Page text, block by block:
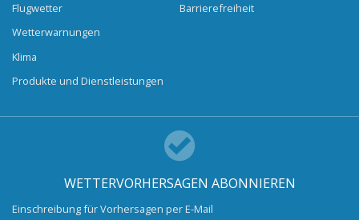
Flugwetter
Wetterwarnungen
Klima
Produkte und Dienstleistungen
Barrierefreiheit
WETTERVORHERSAGEN ABONNIEREN
Einschreibung für Vorhersagen per E-Mail